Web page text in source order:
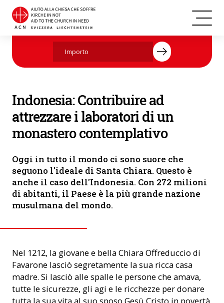
Indonesia
Aiutate ora con la vostra donazione.
Indonesia: Contribuire ad
attrezzare i laboratori di un
monastero contemplativo
Oggi in tutto il mondo ci sono suore che
seguono l'ideale di Santa Chiara. Questo è
anche il caso dell'Indonesia. Con 272 milioni
di abitanti, il Paese è la più grande nazione
musulmana del mondo.
Nel 1212, la giovane e bella Chiara Offreduccio di
Favarone lasciò segretamente la sua ricca casa
madre. Si lasciò alle spalle le persone che amava,
tutte le sicurezze, gli agi e le ricchezze per donare